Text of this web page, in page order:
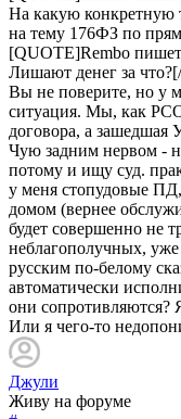
На какую конкретную
на тему 176ФЗ по
[QUOTE]Rembo
Лишают денег за
Вы не поверите, но у
ситуация. Мы, как
договора, а зашедшая
Чую задним нервом -
потому и ищу суд.
у меня стопудовые
домом (вернее
будет совершенно не
неблагополучных,
русским по-белому
автоматически
они
Или я чего-то
Джули
Живу на форуме